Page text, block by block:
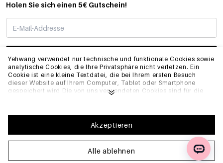
Yehwang verwendet nur technische und funktionale Cookies sowie
analytische Cookies, die Ihre Privatsphäre nicht verletzen. Ein
Cookie ist eine kleine Textdatei, die bei Ihrem ersten Besuch
dieser Website auf Ihrem Computer, Tablet oder Smartphone
gespeichert wird.Die von uns verwendeten Cookies sind für die
Website, ordnungsgemäß zu funktionieren und z.B. Ihre
bevorzugten Einstellungen zu speichern. Sie ermöglichen es uns
auch, unsere Website zu optimieren.Um sicherzustellen, dass Sie
eine gute Browsing- und Einkaufserfahrung auf Yehwang haben,
empfehlen wir Ihnen, unserer Sammlung und Verwendung von
Cookies zuzustimmen. Sie können sich von Cookies abmelden,
Alle ablehnen
Akzeptieren
Holen Sie sich einen 5€ Gutschein!
ABONNIEREN
INFO